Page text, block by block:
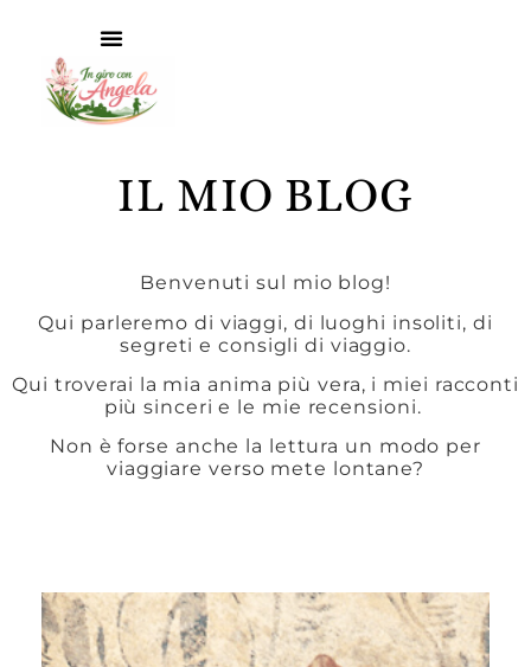
IL MIO BLOG
Benvenuti sul mio blog!
Qui parleremo di viaggi, di luoghi insoliti, di
segreti e consigli di viaggio.
Qui troverai la mia anima più vera, i miei racconti
più sinceri e le mie recensioni.
Non è forse anche la lettura un modo per
viaggiare verso mete lontane?